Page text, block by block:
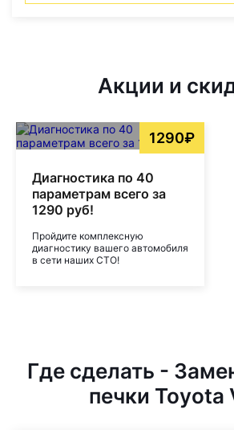
Акции и
1290₽
Диагностика по 40
параметрам всего за
1290 руб!
Пройдите комплексную
диагностику вашего автомобиля
в сети наших СТО!
Где сделать -
печки Toyota